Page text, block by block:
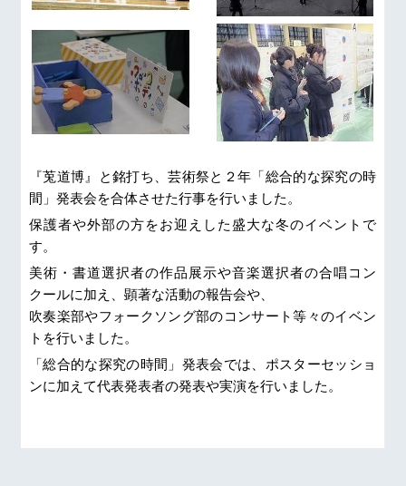
『莵道博』と銘打ち、芸術祭と２年「総合的な探究の時
間」発表会を合体させた行事を行いました。
保護者や外部の方をお迎えした盛大な冬のイベントで
す。
美術・書道選択者の作品展示や音楽選択者の合唱コン
クールに加え、顕著な活動の報告会や、
吹奏楽部やフォークソング部のコンサート等々のイベン
トを行いました。
「総合的な探究の時間」発表会では、ポスターセッショ
ンに加えて代表発表者の発表や実演を行いました。